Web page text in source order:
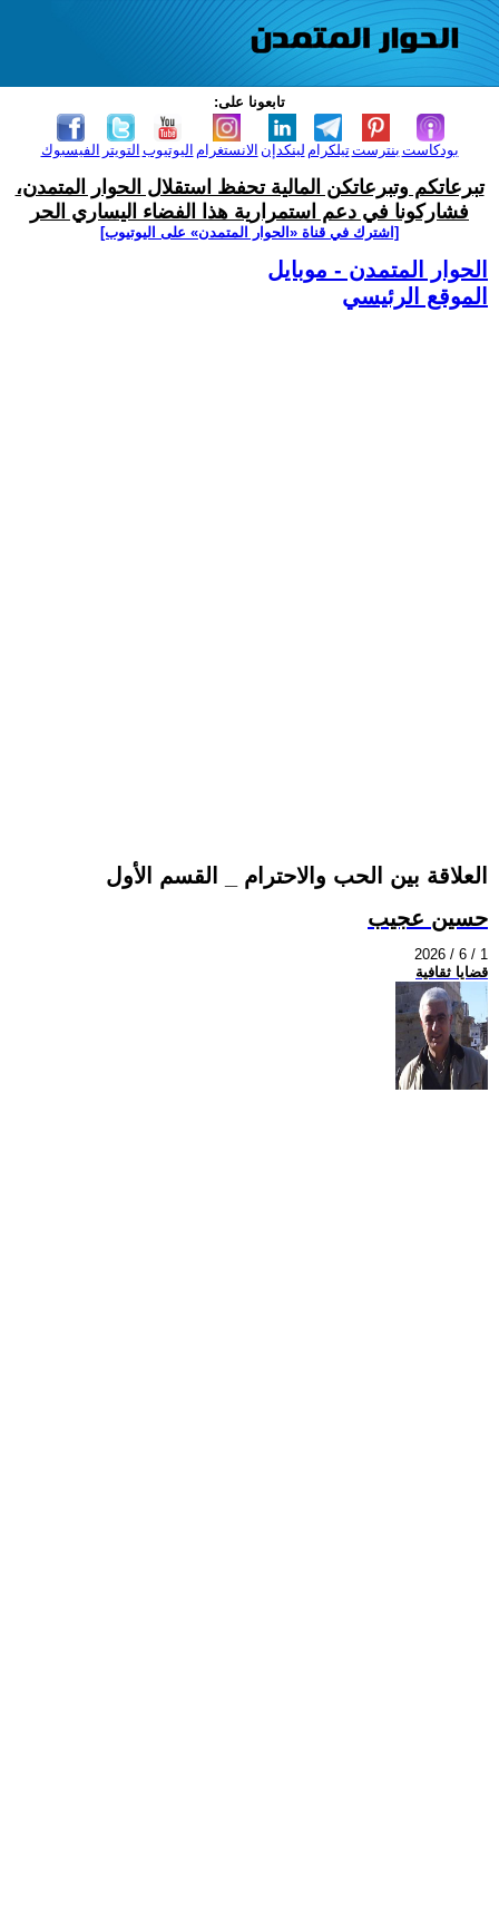
تابعونا على:
الفيسبوك التويتر اليوتيوب الانستغرام لينكدإن تيلكرامبنترست بودكاست
تبرعاتكم وتبرعاتكن المالية تحفظ استقلال الحوار المتمدن،
فشاركونا في دعم استمرارية هذا الفضاء اليساري الحر
[اشترك في قناة ‫«الحوار المتمدن» على اليوتيوب]
الحوار المتمدن - موبايل
الموقع الرئيسي
العلاقة بين الحب والاحترام _ القسم الأول
حسين عجيب
2026 / 6 / 1
قضايا ثقافية